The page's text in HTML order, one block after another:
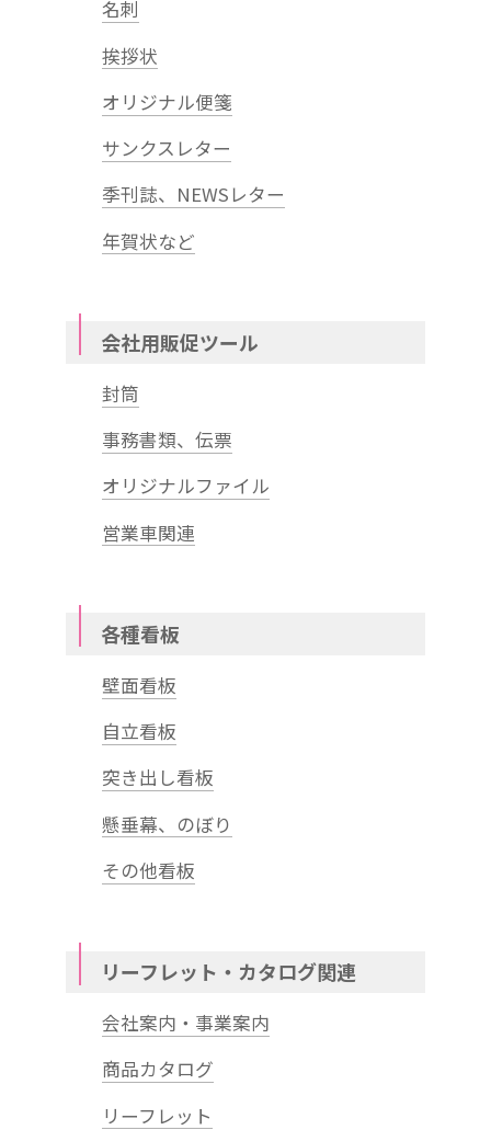
名刺
挨拶状
オリジナル便箋
サンクスレター
季刊誌、NEWSレター
年賀状など
会社用販促ツール
封筒
事務書類、伝票
オリジナルファイル
営業車関連
各種看板
壁面看板
自立看板
突き出し看板
懸垂幕、のぼり
その他看板
リーフレット・カタログ関連
会社案内・事業案内
商品カタログ
リーフレット